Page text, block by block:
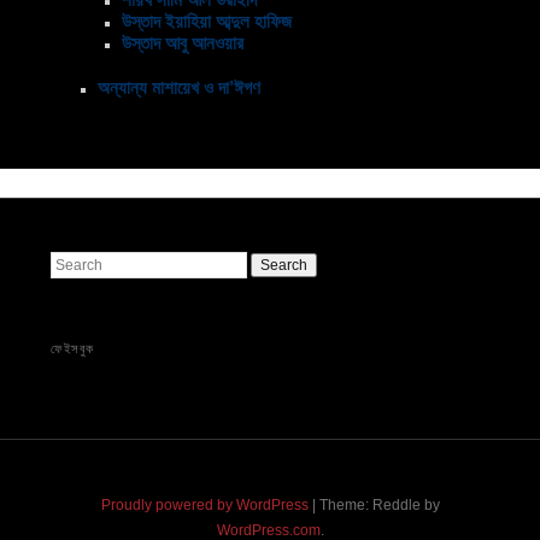
উস্তাদ ইয়াহিয়া আব্দুল হাফিজ
উস্তাদ আবু আনওয়ার
অন্যান্য মাশায়েখ ও দা’ঈগণ
Search
ফেইসবুক
Proudly powered by WordPress | Theme: Reddle by
WordPress.com.